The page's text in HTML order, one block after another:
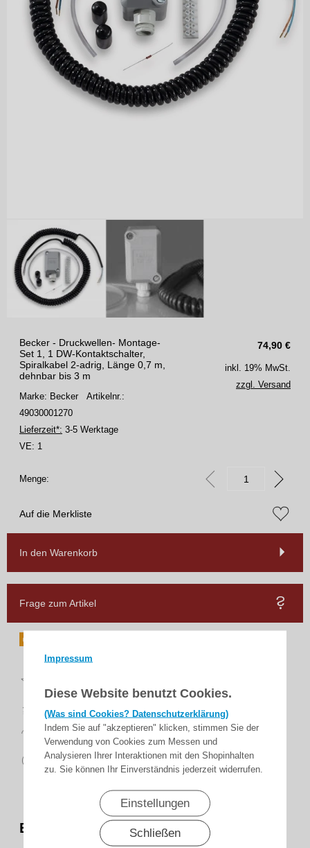
Impressum
Diese Website benutzt Cookies.
(Was sind Cookies? Datenschutzerklärung)
Indem Sie auf "akzeptieren" klicken, stimmen Sie der
Verwendung von Cookies zum Messen und
Analysieren Ihrer Interaktionen mit den Shopinhalten
zu. Sie können Ihr Einverständnis jederzeit widerrufen.
Einstellungen
Schließen
74,90 €
Becker - Druckwellen- Montage-
Set 1, 1 DW-Kontaktschalter,
Spiralkabel 2-adrig, Länge 0,7 m,
dehnbar bis 3 m
Marke: Becker Artikelnr.:
49030001270
Lieferzeit*: 3-5 Werktage
VE: 1
inkl. 19% MwSt.
zzgl. Versand
Menge:
Auf die Merkliste
In den Warenkorb
Frage zum Artikel
schnelle
Lieferung
14 Tage
Rückgaberecht
sicher
zahlen
Becker - Druckwellen- Montage-Set 1